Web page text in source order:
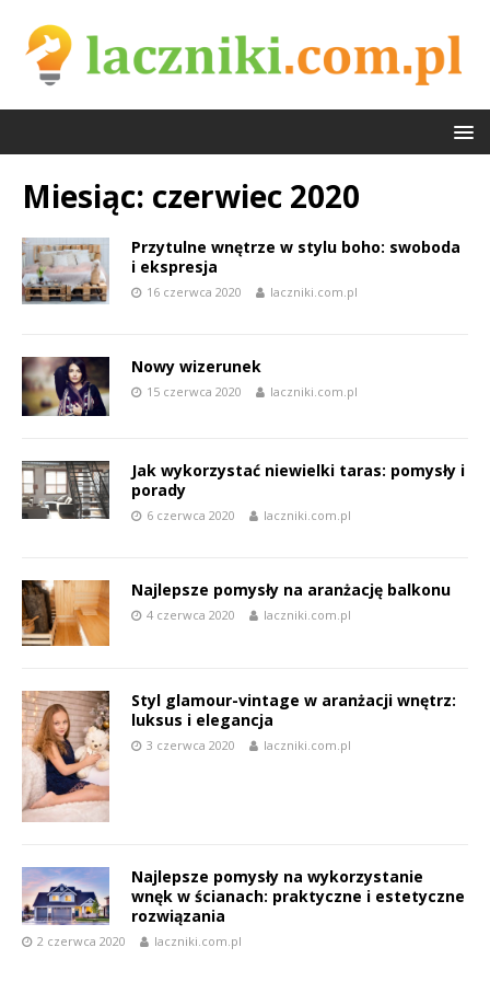
Miesiąc: czerwiec 2020
Przytulne wnętrze w stylu boho: swoboda
i ekspresja
16 czerwca 2020 laczniki.com.pl
Nowy wizerunek
15 czerwca 2020 laczniki.com.pl
Jak wykorzystać niewielki taras: pomysły i
porady
6 czerwca 2020 laczniki.com.pl
Najlepsze pomysły na aranżację balkonu
4 czerwca 2020 laczniki.com.pl
Styl glamour-vintage w aranżacji wnętrz:
luksus i elegancja
3 czerwca 2020 laczniki.com.pl
Najlepsze pomysły na wykorzystanie
wnęk w ścianach: praktyczne i estetyczne
rozwiązania
2 czerwca 2020 laczniki.com.pl